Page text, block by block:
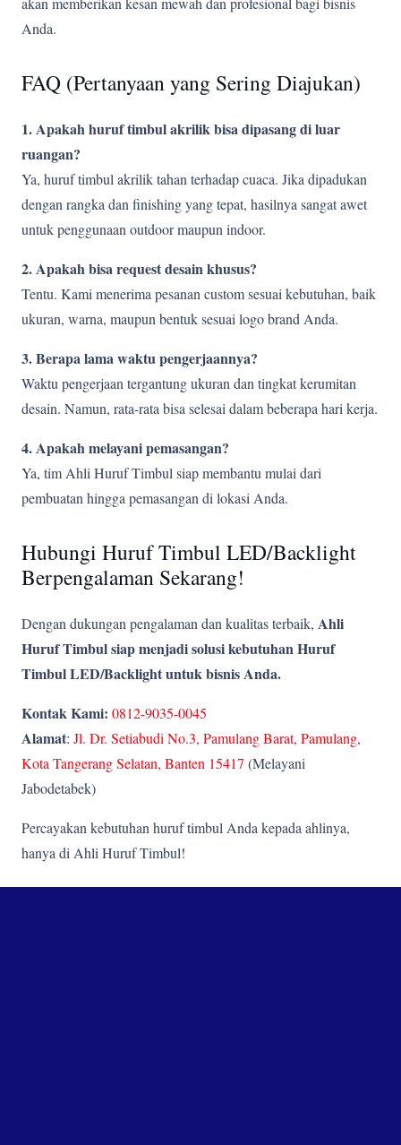
Anda.
FAQ (Pertanyaan yang Sering Diajukan)
1. Apakah huruf timbul akrilik bisa dipasang di luar
ruangan?
Ya, huruf timbul akrilik tahan terhadap cuaca. Jika dipadukan
dengan rangka dan finishing yang tepat, hasilnya sangat awet
untuk penggunaan outdoor maupun indoor.
2. Apakah bisa request desain khusus?
Tentu. Kami menerima pesanan custom sesuai kebutuhan, baik
ukuran, warna, maupun bentuk sesuai logo brand Anda.
3. Berapa lama waktu pengerjaannya?
Waktu pengerjaan tergantung ukuran dan tingkat kerumitan
desain. Namun, rata-rata bisa selesai dalam beberapa hari kerja.
4. Apakah melayani pemasangan?
Ya, tim Ahli Huruf Timbul siap membantu mulai dari
pembuatan hingga pemasangan di lokasi Anda.
Hubungi Huruf Timbul LED/Backlight
Berpengalaman Sekarang!
Dengan dukungan pengalaman dan kualitas terbaik, Ahli
Huruf Timbul siap menjadi solusi kebutuhan Huruf
Timbul LED/Backlight untuk bisnis Anda.
Kontak Kami: 0812-9035-0045
Alamat: Jl. Dr. Setiabudi No.3, Pamulang Barat, Pamulang,
Kota Tangerang Selatan, Banten 15417 (Melayani
Jabodetabek)
Percayakan kebutuhan huruf timbul Anda kepada ahlinya,
hanya di Ahli Huruf Timbul!